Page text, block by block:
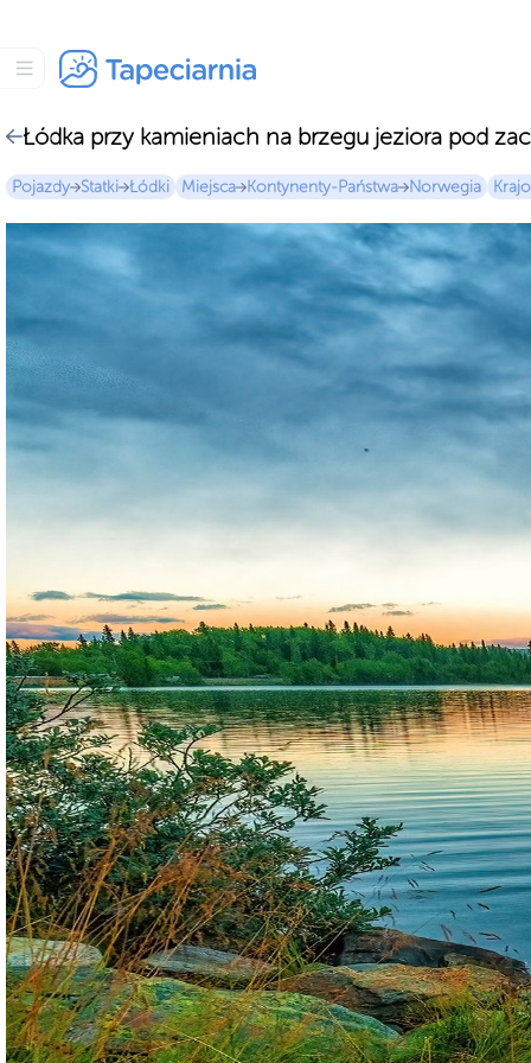
Łódka przy kamieniach na brzegu jeziora pod
Pojazdy Statki Łódki Miejsca Kontynenty-Państwa Norwegia